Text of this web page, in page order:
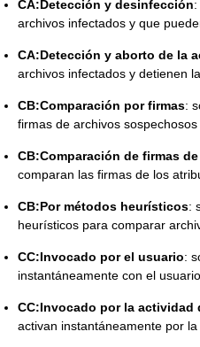
CA:Detección y desinfección
archivos infectados y que
CA:Detección y aborto de la
archivos infectados y detienen
CB:Comparación por firmas:
firmas de archivos
CB:Comparación de firmas
comparan las firmas de los
CB:Por métodos heurísticos:
heurísticos para comparar
CC:Invocado por el usuario:
instantáneamente con el usuario.
CC:Invocado por la actividad
activan instantáneamente por